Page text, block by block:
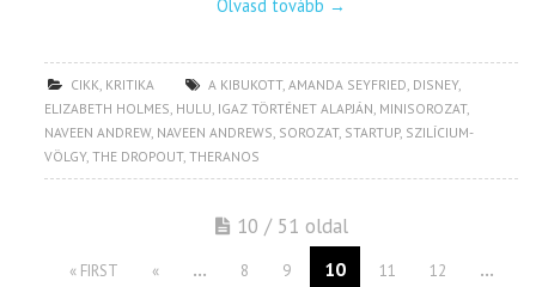
Olvasd tovább →
CIKK, KRITIKA A KIBUKOTT,AMANDA SEYFRIED, DISNEY,
ELIZABETH HOLMES, HULU, IGAZ TÖRTÉNET ALAPJÁN, MINISOROZAT,
NAVEEN ANDREW, NAVEEN ANDREWS, SOROZAT, STARTUP, SZILÍCIUM-
VÖLGY,THE DROPOUT,THERANOS
10 / 51 oldal
« FIRST « ... 8 9 10 11 12 ...